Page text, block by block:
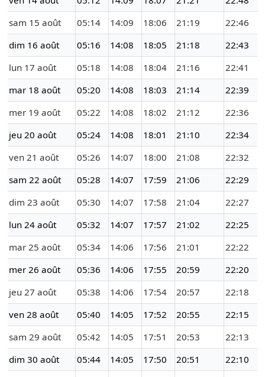
sam 15 août
05:14 14:09 18:06 21:19
22:46
dim 16 août
05:16 14:08 18:05 21:18
22:43
lun 17 août
05:18 14:08 18:04 21:16
22:41
mar 18 août
05:20 14:08 18:03 21:14
22:39
mer 19 août
05:22 14:08 18:02 21:12
22:36
jeu 20 août
05:24 14:08 18:01 21:10
22:34
ven 21 août
05:26 14:07 18:00 21:08
22:32
sam 22 août
05:28 14:07 17:59 21:06
22:29
dim 23 août
05:30 14:07 17:58 21:04
22:27
lun 24 août
05:32 14:07 17:57 21:02
22:25
mar 25 août
05:34 14:06 17:56 21:01
22:22
mer 26 août
05:36 14:06 17:55 20:59
22:20
jeu 27 août
05:38 14:06 17:54 20:57
22:18
ven 28 août
05:40 14:05 17:52 20:55
22:15
sam 29 août
05:42 14:05 17:51 20:53
22:13
dim 30 août
05:44 14:05 17:50 20:51
22:10